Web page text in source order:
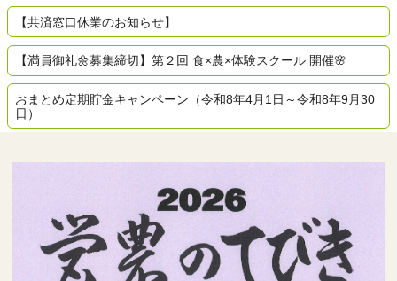
【共済窓口休業のお知らせ】
【満員御礼🌼募集締切】第２回 食×農×体験スクール 開催🌸
おまとめ定期貯金キャンペーン（令和8年4月1日～令和8年9月30
日）